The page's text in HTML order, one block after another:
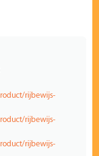
rijbewijs-
rijbewijs-
rijbewijs-